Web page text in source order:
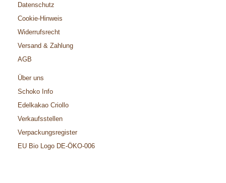
Datenschutz
Cookie-Hinweis
Widerrufsrecht
Versand & Zahlung
AGB
Über uns
Schoko Info
Edelkakao Criollo
Verkaufsstellen
Verpackungsregister
EU Bio Logo DE-ÖKO-006